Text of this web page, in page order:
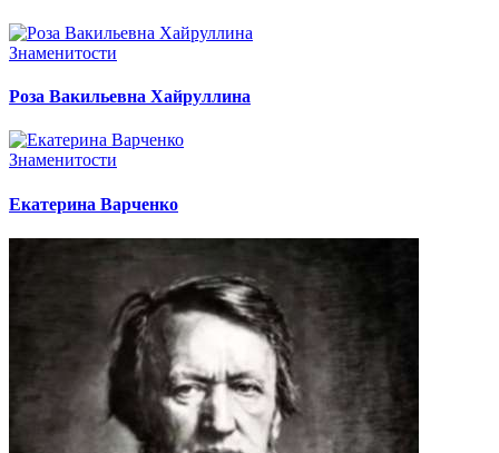
Знаменитости
Роза Вакильевна Хайруллина
Знаменитости
Екатерина Варченко